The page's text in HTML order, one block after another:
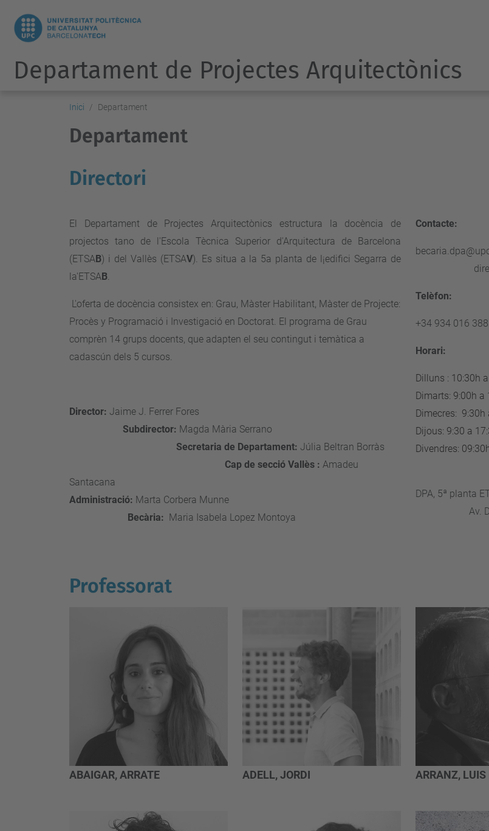
Departament de Projectes Arquitectònics
Inici Departament
Departament
Directori
El Departament de Projectes Arquitectònics estructura la docència de
projectos tano de l'Escola Tècnica Superior d'Arquitectura de Barcelona
(ETSAB) i del Vallès (ETSAV). Es situa a la 5a planta de l¡edifici Segarra de
la'ETSAB.
L'oferta de docència consistex en: Grau, Màster Habilitant, Màster de Projecte:
Procès y Programació i Investigació en Doctorat. El programa de Grau
comprèn 14 grups docents, que adapten el seu contingut i temàtica a
cadascún dels 5 cursos.
Director: Jaime J. Ferrer Fores
Subdirector: Magda Mària Serrano
Secretaria de Departament: Júlia Beltran Borràs
Cap de secció Vallès : Amadeu
Santacana
Administració: Marta Corbera Munne
Becària: Maria Isabela Lopez Montoya
Contacte:
Telèfon:
+34 934 016 388
Horari:
Dilluns : 10:30h
Dimarts: 9:00h a
Dimecres: 9:30h
Dijous: 9:30 a
Divendres:
DPA, 5ª planta
Av.
Professorat
ABAIGAR, ARRATE ADELL, JORDI ARRANZ, LUIS